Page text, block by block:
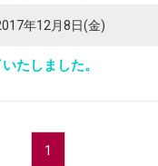
年12月8日(金)
たしました。
1